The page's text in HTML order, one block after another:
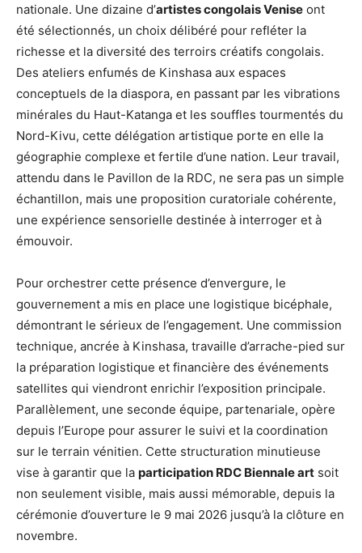
nationale. Une dizaine d’artistes congolais Venise ont
été sélectionnés, un choix délibéré pour refléter la
richesse et la diversité des terroirs créatifs congolais.
Des ateliers enfumés de Kinshasa aux espaces
conceptuels de la diaspora, en passant par les vibrations
minérales du Haut-Katanga et les souffles tourmentés du
Nord-Kivu, cette délégation artistique porte en elle la
géographie complexe et fertile d’une nation. Leur travail,
attendu dans le Pavillon de la RDC, ne sera pas un simple
échantillon, mais une proposition curatoriale cohérente,
une expérience sensorielle destinée à interroger et à
émouvoir.
Pour orchestrer cette présence d’envergure, le
gouvernement a mis en place une logistique bicéphale,
démontrant le sérieux de l’engagement. Une commission
technique, ancrée à Kinshasa, travaille d’arrache-pied sur
la préparation logistique et financière des événements
satellites qui viendront enrichir l’exposition principale.
Parallèlement, une seconde équipe, partenariale, opère
depuis l’Europe pour assurer le suivi et la coordination
sur le terrain vénitien. Cette structuration minutieuse
vise à garantir que la participation RDC Biennale art soit
non seulement visible, mais aussi mémorable, depuis la
cérémonie d’ouverture le 9 mai 2026 jusqu’à la clôture en
novembre.